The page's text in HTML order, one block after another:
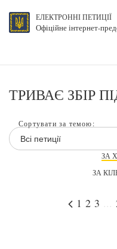
ЕЛЕКТРОННІ ПЕТИЦІЇ
Офіційне інтернет-
ТРИВАЄ ЗБІР
Сортувати за темою:
Всі петиції
ЗА
ЗА
1 2 3